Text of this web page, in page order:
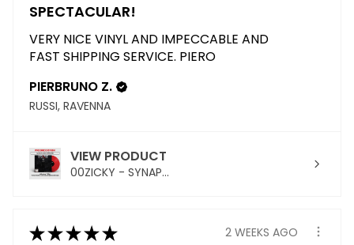
SPECTACULAR!
VERY NICE VINYL AND IMPECCABLE AND
FAST SHIPPING SERVICE. PIERO
PIERBRUNO Z.
RUSSI, RAVENNA
VIEW PRODUCT
00ZICKY - SYNAP...
★★★★★ 2 WEEKS AGO